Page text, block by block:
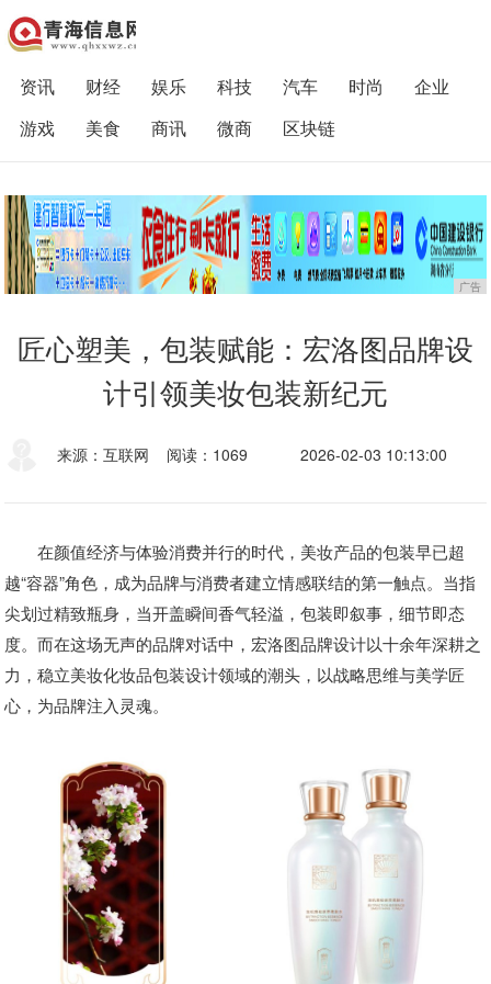
资讯 财经 娱乐 科技 汽车 时尚
企业
游戏
美食 商讯 微商 区块链
广告
匠心塑美，包装赋能：宏洛图品牌设
计引领美妆包装新纪元
来源：互联网 阅读：1069 2026-02-03 10:13:00
在颜值经济与体验消费并行的时代，美妆产品的包装早已超
越“容器”角色，成为品牌与消费者建立情感联结的第一触点。当指
尖划过精致瓶身，当开盖瞬间香气轻溢，包装即叙事，细节即态
度。而在这场无声的品牌对话中，宏洛图品牌设计以十余年深耕之
力，稳立美妆化妆品包装设计领域的潮头，以战略思维与美学匠
心，为品牌注入灵魂。